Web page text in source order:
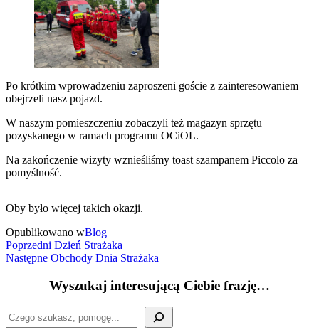
Po krótkim wprowadzeniu zaproszeni goście z zainteresowaniem
obejrzeli nasz pojazd.
W naszym pomieszczeniu zobaczyli też magazyn sprzętu
pozyskanego w ramach programu OCiOL.
Na zakończenie wizyty wznieśliśmy toast szampanem Piccolo za
pomyślność.
Oby było więcej takich okazji.
Opublikowano wBlog
Nawigacja
wpisu
Poprzedni
wpis
Poprzedni Dzień Strażaka
Następny
Następne Obchody Dnia Strażaka
Wyszukaj interesującą Ciebie frazję…
Szukaj